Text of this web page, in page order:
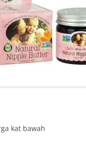
kat bawah